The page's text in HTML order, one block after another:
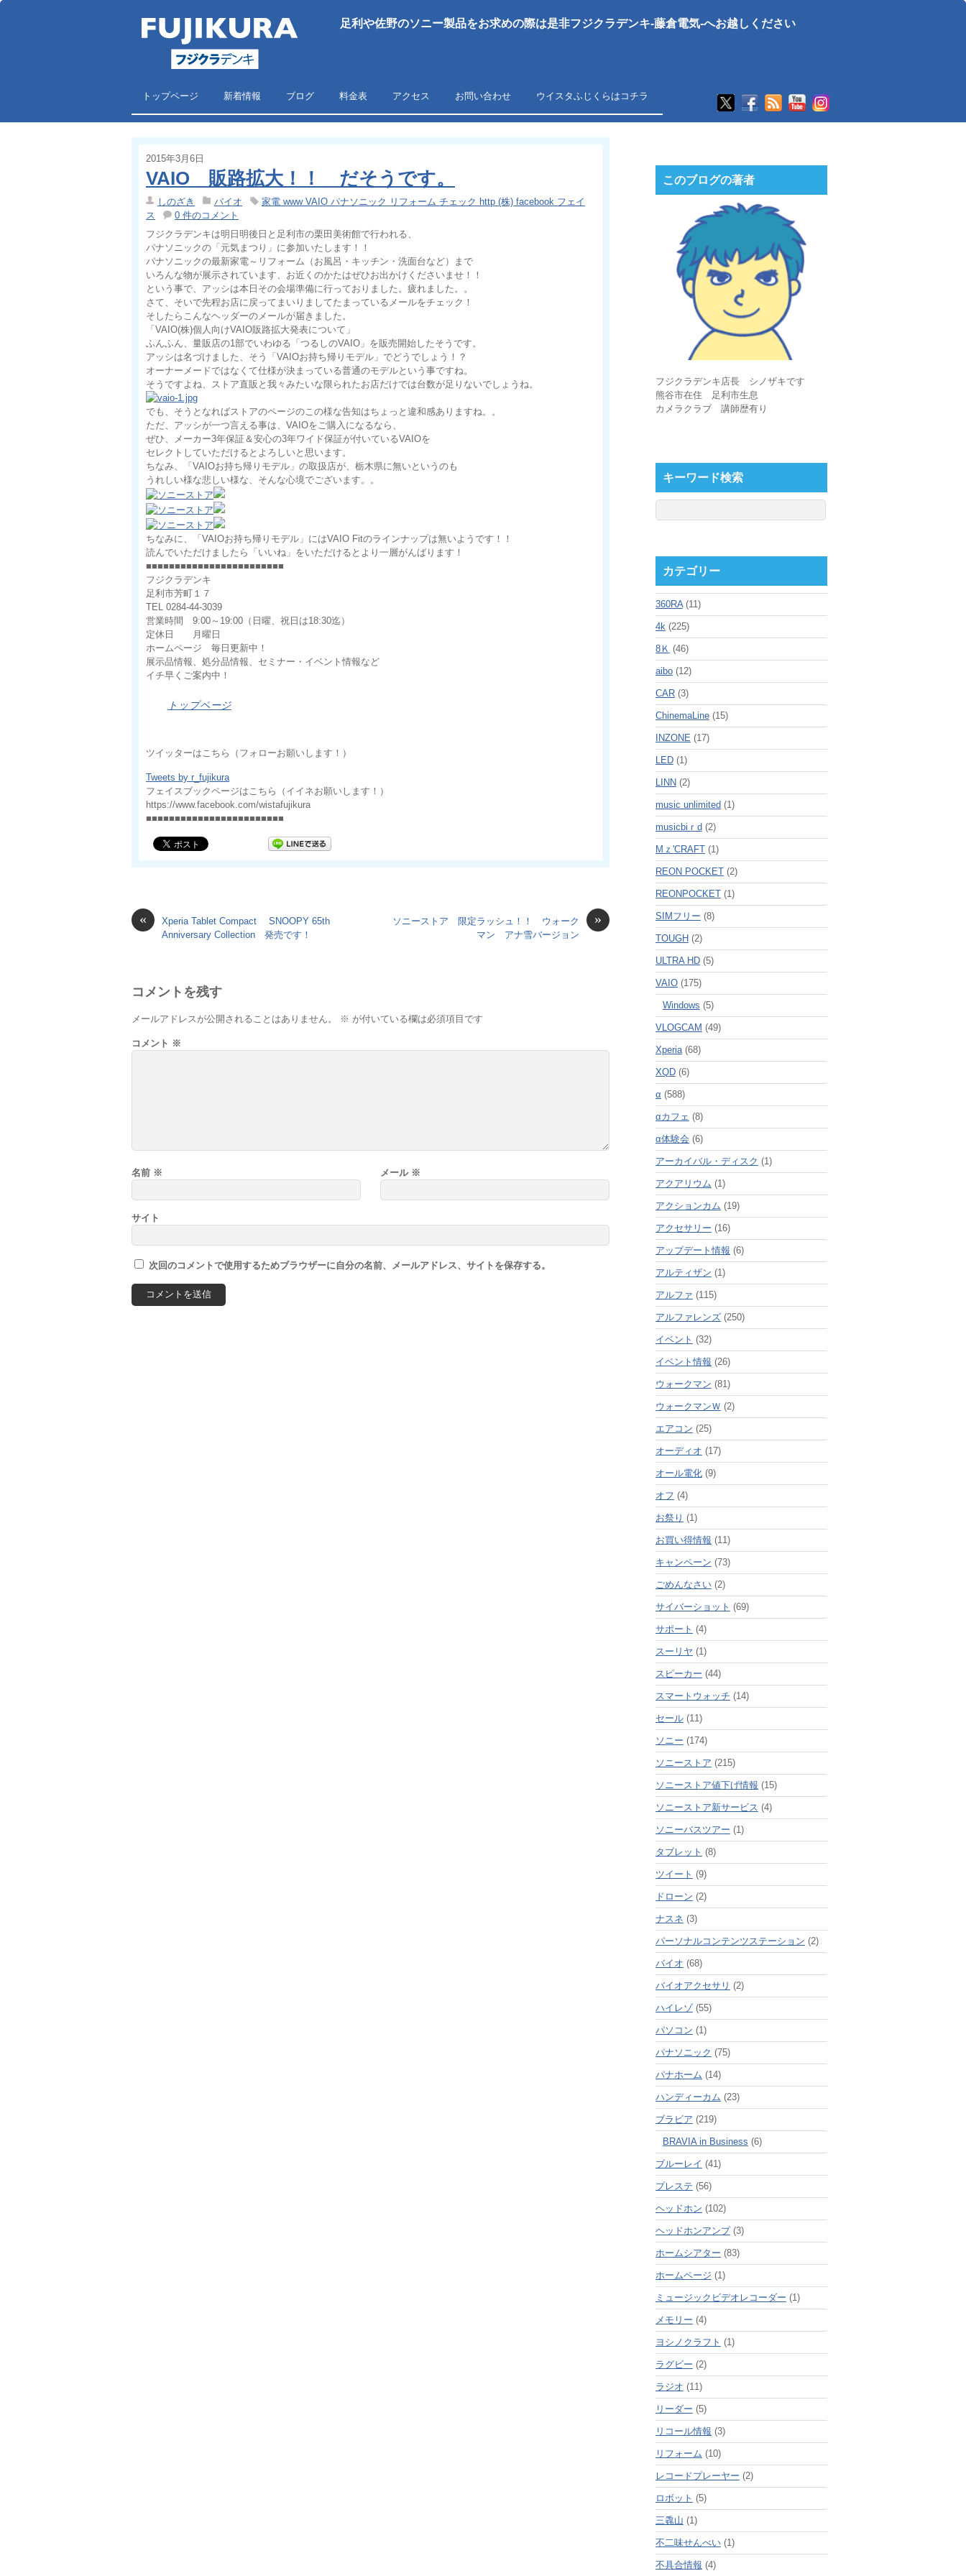
足利や佐野のソニー製品をお求めの際は是非フジクラデンキ-藤倉電気-へお越しください
トップページ 新着情報 ブログ 料金表 アクセス お問い合わせ ウイスタふじくらはコチラ
2015年3月6日
VAIO 販路拡大！！ だそうです。
しのざき バイオ
家電 www VAIO パナソニック リフォーム チェック http (株) facebook フェイ
ス
0 件のコメント
フジクラデンキは明日明後日と足利市の栗田美術館で行われる、
パナソニックの「元気まつり」に参加いたします！！
パナソニックの最新家電～リフォーム（お風呂・キッチン・洗面台など）まで
いろんな物が展示されています、お近くのかたはぜひお出かけくださいませ！！
という事で、アッシは本日その会場準備に行っておりました。疲れました。。
さて、そいで先程お店に戻ってまいりましてたまっているメールをチェック！
そしたらこんなヘッダーのメールが届きました。
「VAIO(株)個人向けVAIO販路拡大発表について」
ふんふん、量販店の1部でいわゆる「つるしのVAIO」を販売開始したそうです。
アッシは名づけました、そう「VAIOお持ち帰りモデル」でどうでしょう！？
オーナーメードではなくて仕様が決まっている普通のモデルという事ですね。
そうですよね、ストア直販と我々みたいな限られたお店だけでは台数が足りないでしょうね。
でも、そうとなればストアのページのこの様な告知はちょっと違和感ありますね。。
ただ、アッシが一つ言える事は、VAIOをご購入になるなら、
ぜひ、メーカー3年保証＆安心の3年ワイド保証が付いているVAIOを
セレクトしていただけるとよろしいと思います。
ちなみ、「VAIOお持ち帰りモデル」の取扱店が、栃木県に無いというのも
うれしい様な悲しい様な、そんな心境でございます。。
ちなみに、「VAIOお持ち帰りモデル」にはVAIO Fitのラインナップは無いようです！！
読んでいただけましたら「いいね」をいただけるとより一層がんばります！
■■■■■■■■■■■■■■■■■■■■■■■■
フジクラデンキ
足利市芳町１７
TEL 0284-44-3039
営業時間 9:00～19:00（日曜、祝日は18:30迄）
定休日 月曜日
ホームページ 毎日更新中！
展示品情報、処分品情報、セミナー・イベント情報など
イチ早くご案内中！
トップページ
ツイッターはこちら（フォローお願いします！）
Tweets by r_fujikura
フェイスブックページはこちら（イイネお願いします！）
https://www.facebook.com/wistafujikura
■■■■■■■■■■■■■■■■■■■■■■■■
«
Xperia Tablet Compact SNOOPY 65th
Anniversary Collection 発売です！
»
ソニーストア 限定ラッシュ！！ ウォーク
マン アナ雪バージョン
コメントを残す
メールアドレスが公開されることはありません。 ※ が付いている欄は必須項目です
コメント ※
名前 ※ メール ※
サイト
次回のコメントで使用するためブラウザーに自分の名前、メールアドレス、サイトを保存する。
このブログの著者
フジクラデンキ店長 シノザキです
熊谷市在住 足利市生息
カメラクラブ 講師歴有り
キーワード検索
カテゴリー
360RA(11)
4k (225)
8Ｋ (46)
aibo(12)
CAR(3)
ChinemaLine(15)
INZONE (17)
LED(1)
LINN (2)
music unlimited (1)
musicbiｒd (2)
Mｚ'CRAFT(1)
REON POCKET(2)
REONPOCKET(1)
SIMフリー (8)
TOUGH (2)
ULTRA HD(5)
VAIO(175)
Windows (5)
VLOGCAM (49)
Xperia(68)
XQD(6)
α (588)
αカフェ (8)
α体験会 (6)
アーカイバル・ディスク (1)
アクアリウム (1)
アクションカム (19)
アクセサリー (16)
アップデート情報 (6)
アルティザン (1)
アルファ (115)
アルファレンズ(250)
イベント (32)
イベント情報 (26)
ウォークマン (81)
ウォークマンＷ (2)
エアコン (25)
オーディオ (17)
オール電化(9)
オフ (4)
お祭り (1)
お買い得情報 (11)
キャンペーン (73)
ごめんなさい(2)
サイバーショット (69)
サポート (4)
スーリヤ (1)
スピーカー (44)
スマートウォッチ (14)
セール(11)
ソニー (174)
ソニーストア (215)
ソニーストア値下げ情報 (15)
ソニーストア新サービス (4)
ソニーバスツアー (1)
タブレット (8)
ツイート (9)
ドローン (2)
ナスネ (3)
パーソナルコンテンツステーション (2)
バイオ (68)
バイオアクセサリ (2)
ハイレゾ(55)
パソコン (1)
パナソニック (75)
パナホーム (14)
ハンディーカム (23)
ブラビア (219)
BRAVIA in Business (6)
ブルーレイ (41)
プレステ (56)
ヘッドホン (102)
ヘッドホンアンプ(3)
ホームシアター (83)
ホームページ (1)
ミュージックビデオレコーダー (1)
メモリー (4)
ヨシノクラフト (1)
ラグビー (2)
ラジオ (11)
リーダー (5)
リコール情報 (3)
リフォーム (10)
レコードプレーヤー (2)
ロボット (5)
三毳山 (1)
不二味せんべい(1)
不具合情報 (4)